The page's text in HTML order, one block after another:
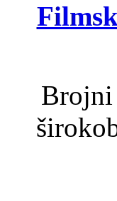
Brojni